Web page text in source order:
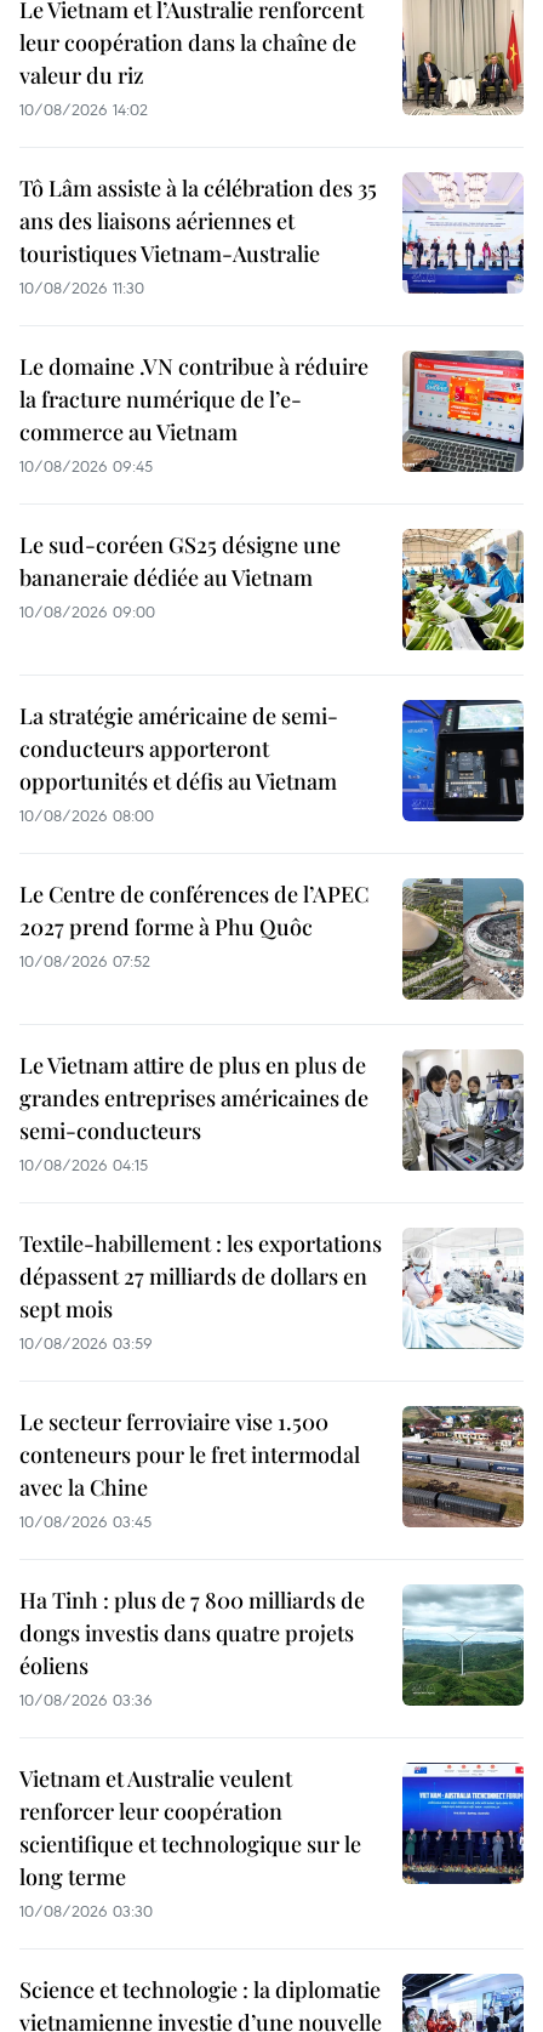
Le Vietnam et l’Australie renforcent
leur coopération dans la chaîne de
valeur du riz
10/08/2026 14:02
Tô Lâm assiste à la célébration des 35
ans des liaisons aériennes et
touristiques Vietnam-Australie
10/08/2026 11:30
Le domaine .VN contribue à réduire
la fracture numérique de l’e-
commerce au Vietnam
10/08/2026 09:45
Le sud-coréen GS25 désigne une
bananeraie dédiée au Vietnam
10/08/2026 09:00
La stratégie américaine de semi-
conducteurs apporteront
opportunités et défis au Vietnam
10/08/2026 08:00
Le Centre de conférences de l’APEC
2027 prend forme à Phu Quôc
10/08/2026 07:52
Le Vietnam attire de plus en plus de
grandes entreprises américaines de
semi-conducteurs
10/08/2026 04:15
Textile-habillement : les exportations
dépassent 27 milliards de dollars en
sept mois
10/08/2026 03:59
Le secteur ferroviaire vise 1.500
conteneurs pour le fret intermodal
avec la Chine
10/08/2026 03:45
Ha Tinh : plus de 7 800 milliards de
dongs investis dans quatre projets
éoliens
10/08/2026 03:36
Vietnam et Australie veulent
renforcer leur coopération
scientifique et technologique sur le
long terme
10/08/2026 03:30
Science et technologie : la diplomatie
vietnamienne investie d’une nouvelle